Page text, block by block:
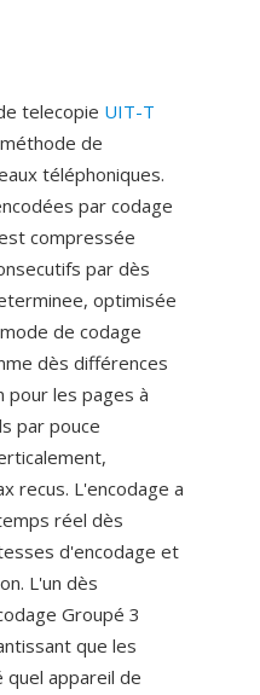
telecopie UIT-T
de
téléphoniques.
par codage
compressée
par dès
optimisée
de codage
dès différences
pour les pages à
par pouce
recus. L'encodage a
réel dès
d'encodage et
L'un dès
Groupé 3
que les
appareil de